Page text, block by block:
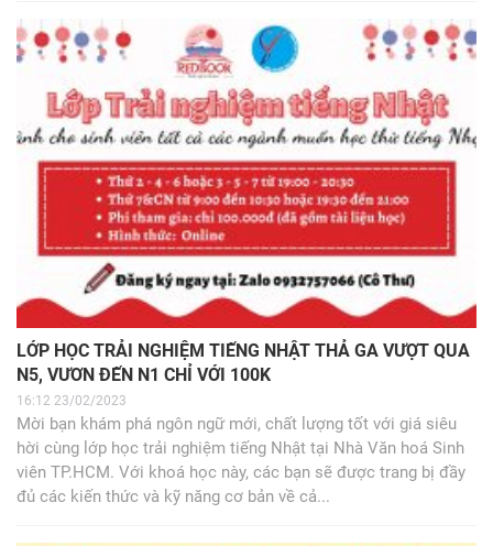
LỚP HỌC TRẢI NGHIỆM TIẾNG NHẬT THẢ GA VƯỢT QUA
N5, VƯƠN ĐẾN N1 CHỈ VỚI 100K
16:12 23/02/2023
Mời bạn khám phá ngôn ngữ mới, chất lượng tốt với giá siêu
hời cùng lớp học trải nghiệm tiếng Nhật tại Nhà Văn hoá Sinh
viên TP.HCM. Với khoá học này, các bạn sẽ được trang bị đầy
đủ các kiến thức và kỹ năng cơ bản về cả...